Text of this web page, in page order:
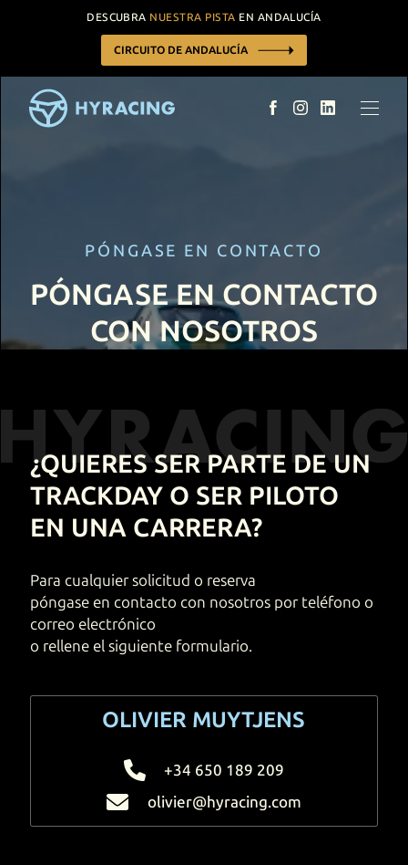
DESCUBRA NUESTRA PISTA EN ANDALUCÍA
CIRCUITO DE ANDALUCÍA
TRACKDAYS
CARRERAS
CONCEPTO DE CARRERAS
CONTACTO / RESERVAR
ENDE FRES
PÓNGASE EN CONTACTO
PÓNGASE EN CONTACTO
CON NOSOTROS
¿QUIERES SERPARTE DE UN
TRACKDAY O SER PILOTO
EN UNA CARRERA?
Para cualquier solicitud o reserva
póngase en contacto con nosotros por teléfono o
correo electrónico
o rellene el siguiente formulario.
OLIVIER MUYTJENS
+34 650 189 209
olivier@hyracing.com